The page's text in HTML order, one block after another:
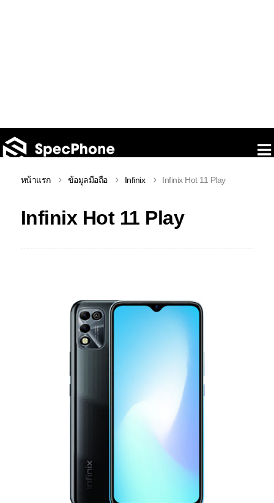
หน้าแรก ข้อมูลมือถือ Infinix Infinix Hot 11 Play
Infinix Hot 11 Play